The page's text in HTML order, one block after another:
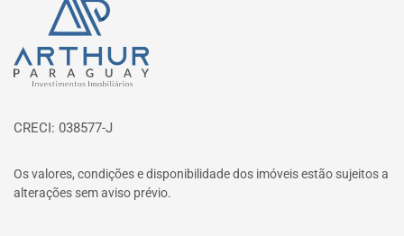
Página inicial
CRECI: 038577-J
Os valores, condições e disponibilidade dos imóveis estão sujeitos a
alterações sem aviso prévio.